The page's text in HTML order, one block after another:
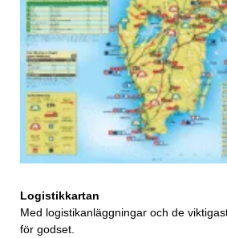
Logistikkartan
Med logistikanläggningar och de
för godset.